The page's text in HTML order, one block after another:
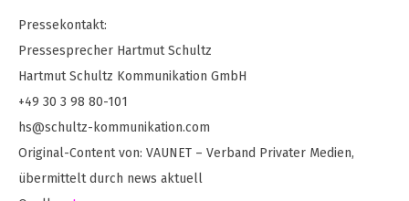
Pressekontakt:
Pressesprecher Hartmut Schultz
Hartmut Schultz Kommunikation GmbH
+49 30 3 98 80-101
hs@schultz-kommunikation.com
Original-Content von: VAUNET – Verband Privater Medien,
übermittelt durch news aktuell